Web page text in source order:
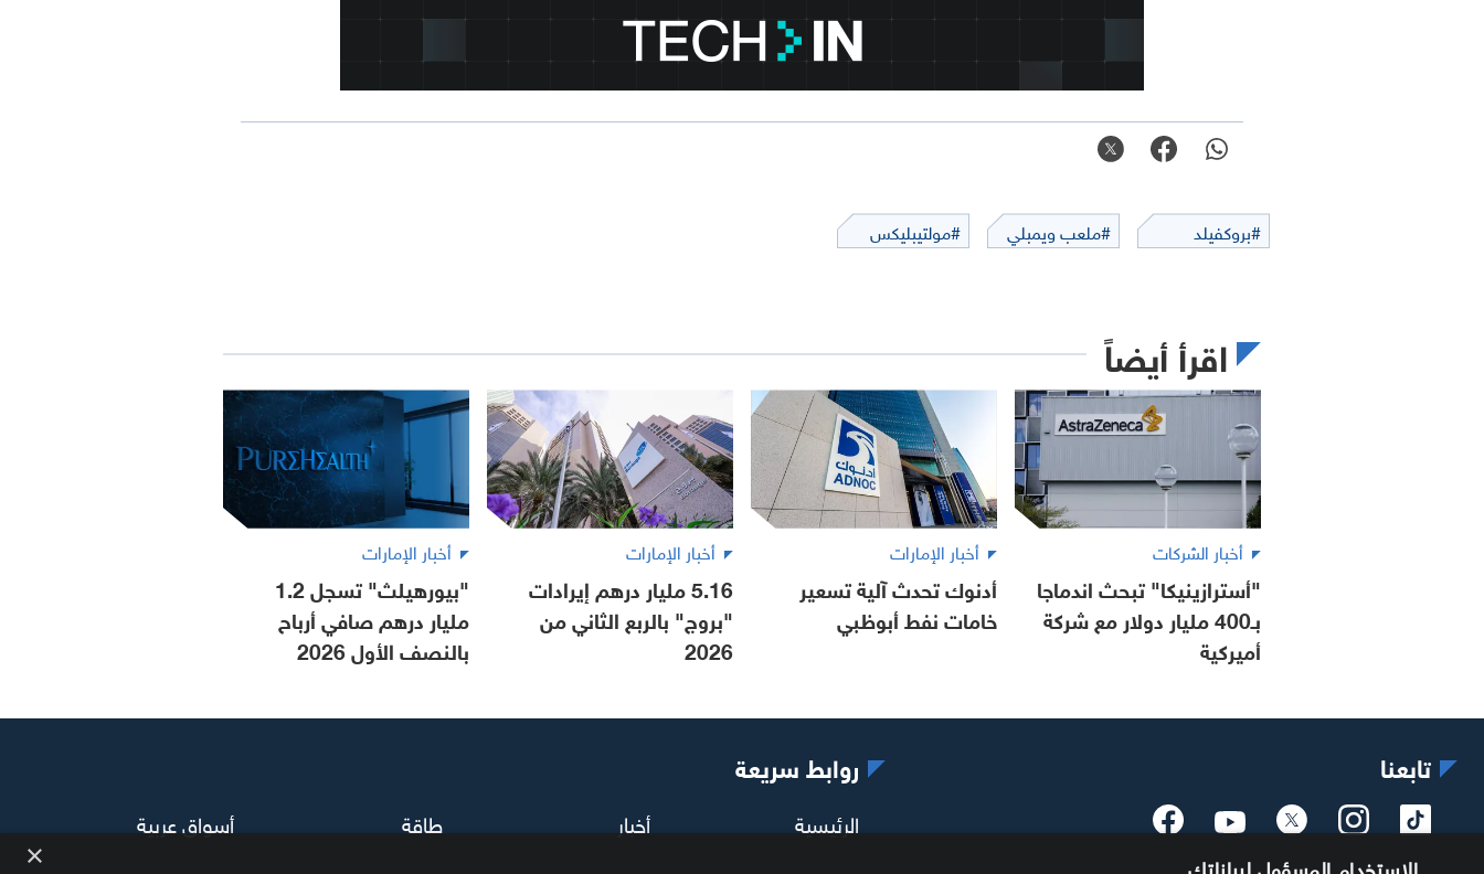
#بروكفيلد #ملعب ويمبلي #مولتيبليكس
اقرأ أيضاً
أخبار الشركات
"أسترازينيكا" تبحث اندماجا
بـ400 مليار دولار مع شركة
أميركية
أخبار الإمارات
أدنوك تحدث آلية تسعير
خامات نفط أبوظبي
أخبار الإمارات
5.16 مليار درهم إيرادات
"بروج" بالربع الثاني من
2026
أخبار الإمارات
"بيورهيلث" تسجل 1.2
مليار درهم صافي أرباح
بالنصف الأول 2026
تابعنا روابط سريعة
الرئيسية أخبار طاقة
أسواق عربية
× الاستخدام المسؤول لبياناتك